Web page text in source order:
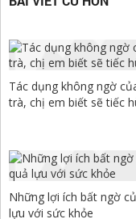
Tác dụng không ngờ
trà, chị em biết sẽ tiếc
Những lợi ích bất ngờ
lựu với sức khỏe